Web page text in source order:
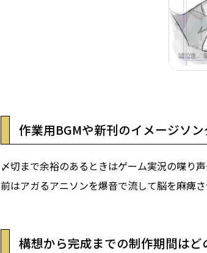
作業用BGMや新刊のイメージソ
〆切まで余裕のあるときはゲーム実況の喋り
前はアガるアニソンを爆音で流して脳を麻痺さ
構想から完成までの制作期間はど